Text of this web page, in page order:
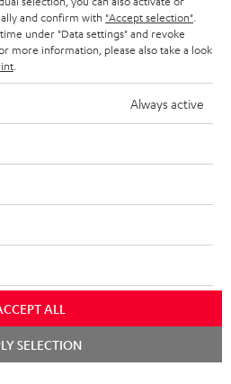
und Irrtum vorbehalten. Das auf unseren
im Lieferumfang enthalten. Etwaige
Daten-Einstellungen
and confirm with "Accept selection"
under "Data settings" and revoke
more information, please also take a look
Always active
ALL
SELECTION